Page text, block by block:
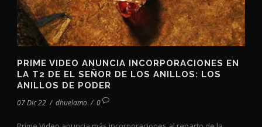
PRIME VIDEO ANUNCIA INCORPORACIONES EN
LA T2 DE EL SEÑOR DE LOS ANILLOS: LOS
ANILLOS DE PODER
07 Dic 22 / dhuelamo / 0